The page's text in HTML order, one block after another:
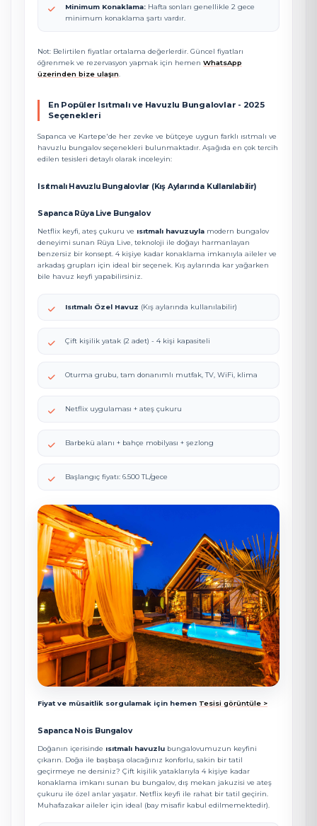
Minimum Konaklama: Hafta sonları genellikle 2 gece
minimum konaklama şartı vardır.
Not: Belirtilen fiyatlar ortalama değerlerdir. Güncel fiyatları
öğrenmek ve rezervasyon yapmak için hemen WhatsApp
üzerinden bize ulaşın
En Popüler Isıtmalı ve Havuzlu Bungalovlar - 2025
Seçenekleri
Sapanca ve Kartepe'de her zevke ve bütçeye uygun farklı ısıtmalı ve
havuzlu bungalov seçenekleri bulunmaktadır. Aşağıda en çok tercih
edilen tesisleri detaylı olarak inceleyin:
Isıtmalı Havuzlu Bungalovlar (Kış Aylarında Kullanılabilir)
Sapanca Rüya Live Bungalov
Netflix keyfi, ateş çukuru ve ısıtmalı havuzuyla modern bungalov
deneyimi sunan Rüya Live, teknoloji ile doğayı harmanlayan
benzersiz bir konsept. 4 kişiye kadar konaklama imkanıyla aileler ve
arkadaş grupları için ideal bir seçenek. Kış aylarında kar yağarken
bile havuz keyfi yapabilirsiniz.
Isıtmalı Özel Havuz (Kış aylarında kullanılabilir)
Çift kişilik yatak (2 adet) - 4 kişi kapasiteli
Oturma grubu, tam donanımlı mutfak, TV, WiFi, klima
Netflix uygulaması + ateş çukuru
Barbekü alanı + bahçe mobilyası + şezlong
Başlangıç fiyatı: 6.500 TL/gece
Fiyat ve müsaitlik sorgulamak için hemen Tesisi görüntüle >
Sapanca Nois Bungalov
Doğanın içerisinde ısıtmalı havuzlu bungalovumuzun keyfini
çıkarın. Doğa ile başbaşa olacağınız konforlu, sakin bir tatil
geçirmeye ne dersiniz? Çift kişilik yataklarıyla 4 kişiye kadar
konaklama imkanı sunan bu bungalov, dış mekan jakuzisi ve ateş
çukuru ile özel anlar yaşatır. Netflix keyfi ile rahat bir tatil geçirin.
Muhafazakar aileler için ideal (bay misafir kabul edilmemektedir).